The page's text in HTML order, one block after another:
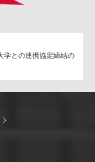
学との連携協定締結の